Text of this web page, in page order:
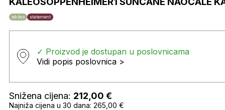
održivo statement
✓ Proizvod je dostupan u poslovnicama
Vidi popis poslovnica >
Snižena cijena: 212,00 €
Najniža cijena u 30 dana: 265,00 €